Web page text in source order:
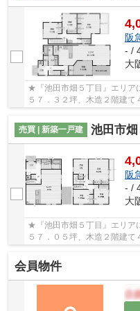
阪
- /
大
★『池田市畑５丁目』エリア
５７．３２坪、木造２階建
ッキが南向きにあり日当り良
売買 | 新築一戸建
池田市畑
阪
- /
大
★『池田市畑５丁目』エリア
５７．０５坪、木造２階建
Ｋ２０帖にウッドデッキも付
会員物件